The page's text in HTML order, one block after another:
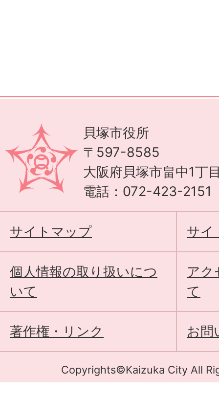
貝塚市役所
〒597-8585
大阪府貝塚市畠中1丁
電話：072-423-2151
サイトマップ サイ
個人情報の取り扱いにつ
いて
アク
て
著作権・リンク お問
Copyrights©Kaizuka City All